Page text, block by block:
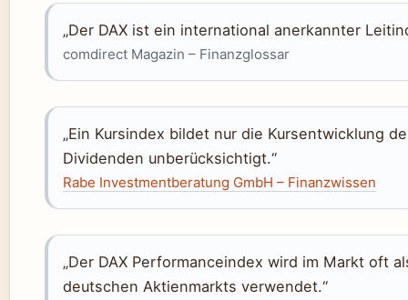
„Der DAX ist ein international anerkannter
comdirect Magazin – Finanzglossar
„Ein Kursindex bildet nur die Kursentwicklung
Dividenden unberücksichtigt.“
Rabe Investmentberatung GmbH – Finanzwissen
„Der DAX Performanceindex wird im Markt oft
deutschen Aktienmarkts verwendet.“